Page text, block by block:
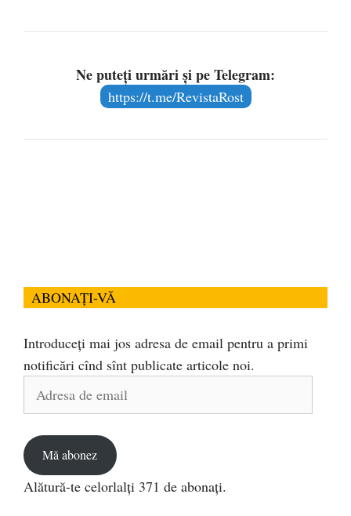
Ne puteți urmări și pe Telegram:
https://t.me/RevistaRost
ABONAȚI-VĂ
Introduceți mai jos adresa de email pentru a primi
notificări cînd sînt publicate articole noi.
Mă abonez
Alătură-te celorlalți 371 de abonați.